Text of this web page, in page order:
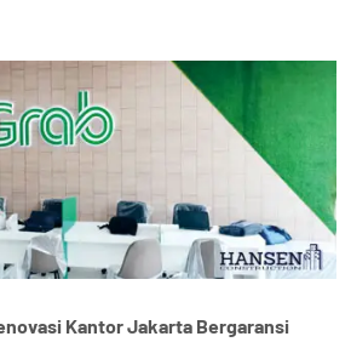
Kantor Jakarta Bergaransi